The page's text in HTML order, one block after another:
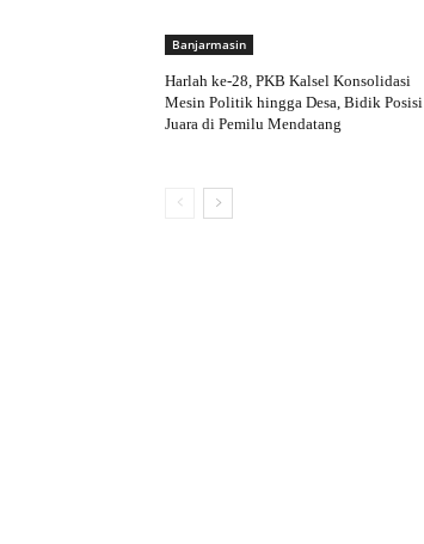
Banjarmasin
Harlah ke-28, PKB Kalsel Konsolidasi
Mesin Politik hingga Desa, Bidik Posisi
Juara di Pemilu Mendatang